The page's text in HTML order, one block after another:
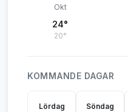
Okt
24°
20°
KOMMANDE DAGAR
Lördag Söndag